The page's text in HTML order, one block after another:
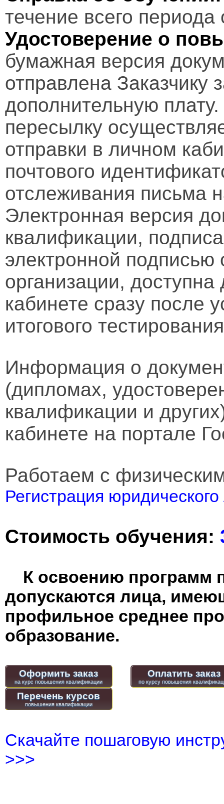
течение всего периода
Удостоверение о
бумажная версия
отправлена Заказчику
дополнительную
пересылку
отправки в личном
почтового
отслеживания письма
Электронная версия
квалификации,
электронной подписью
организации,
кабинете сразу после
итогового
Информация о
(дипломах,
квалификации и
кабинете на портале
Работаем с
Регистрация
Стоимость обучения:
К освоению программ
допускаются лица,
профильное среднее
образование.
Оформить заказ Оплатить заказ
Перечень курсов
повышения квалификации
Скачайте пошаговую
>>>